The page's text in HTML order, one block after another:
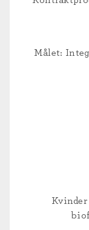
Målet:
Kvinder